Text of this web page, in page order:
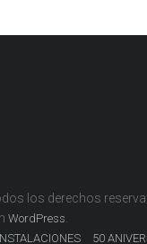
los derechos
WordPress
50